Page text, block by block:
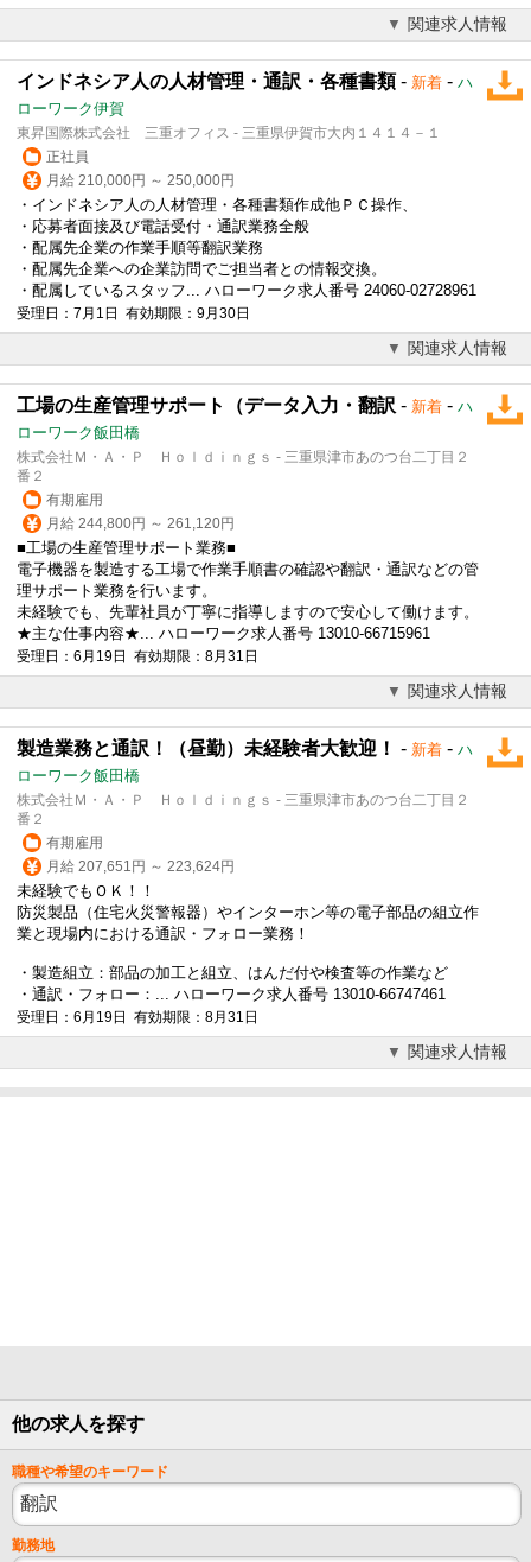
関連求人情報
インドネシア人の人材管理・通訳・各種書類- 新着 - ハ
ローワーク伊賀
東昇国際株式会社 三重オフィス - 三重県伊賀市大内１４１４－１
正社員
月給 210,000円 ～ 250,000円
・インドネシア人の人材管理・各種書類作成他ＰＣ操作、
・応募者面接及び電話受付・通訳業務全般
・配属先企業の作業手順等翻訳業務
・配属先企業への企業訪問でご担当者との情報交換。
・配属しているスタッフ... ハローワーク求人番号 24060-02728961
受理日：7月1日 有効期限：9月30日
関連求人情報
工場の生産管理サポート（データ入力・翻訳 - 新着 - ハ
ローワーク飯田橋
株式会社Ｍ・Ａ・Ｐ Ｈｏｌｄｉｎｇｓ - 三重県津市あのつ台二丁目２
番２
有期雇用
月給 244,800円 ～ 261,120円
■工場の生産管理サポート業務■
電子機器を製造する工場で作業手順書の確認や翻訳 ・通訳などの管
理サポート業務を行います。
未経験でも、先輩社員が丁寧に指導しますので安心して働けます。
★主な仕事内容★... ハローワーク求人番号 13010-66715961
受理日：6月19日 有効期限：8月31日
関連求人情報
製造業務と通訳！（昼勤）未経験者大歓迎！ - 新着 - ハ
ローワーク飯田橋
株式会社Ｍ・Ａ・Ｐ Ｈｏｌｄｉｎｇｓ - 三重県津市あのつ台二丁目２
番２
有期雇用
月給 207,651円 ～ 223,624円
未経験でもＯＫ！！
防災製品（住宅火災警報器）やインターホン等の電子部品の組立作
業と現場内における通訳・フォロー業務！
・製造組立：部品の加工と組立、はんだ付や検査等の作業など
・通訳・フォロー：... ハローワーク求人番号 13010-66747461
受理日：6月19日 有効期限：8月31日
関連求人情報
他の求人を探す
職種や希望のキーワード
勤務地